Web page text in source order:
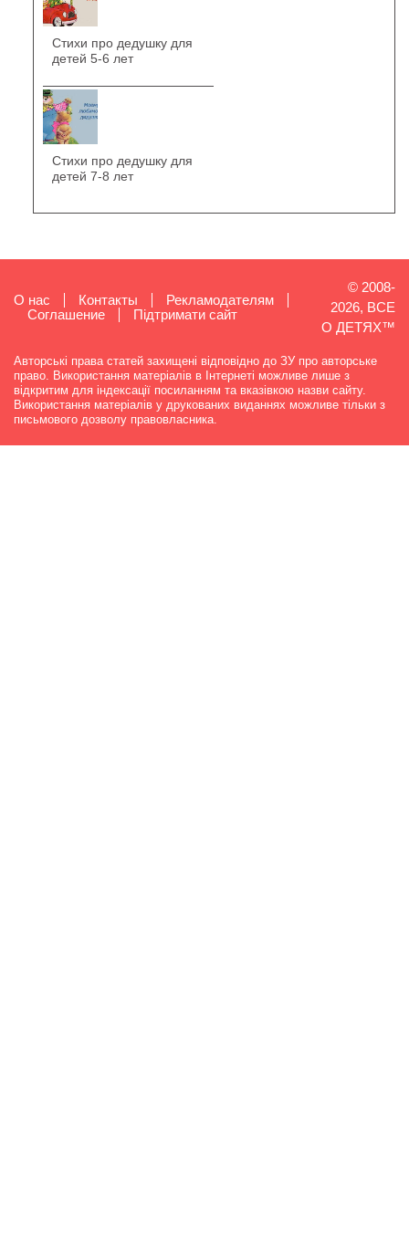
Стихи про дедушку для
детей 5-6 лет
Стихи про дедушку для
детей 7-8 лет
О нас Контакты
Рекламодателям
Cоглашение
Підтримати сайт
© 2008-
2026, ВСЕ
О ДЕТЯХ™
Авторські права статей захищені відповідно до ЗУ про авторське
право. Використання матеріалів в Інтернеті можливе лише з
відкритим для індексації посиланням та вказівкою назви сайту.
Використання матеріалів у друкованих виданнях можливе тільки з
письмового дозволу правовласника.